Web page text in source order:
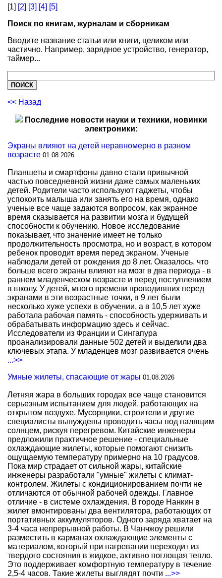
[1] [2] [3] [4] [5]
Поиск по книгам, журналам и сборникам
Вводите название статьи или книги, целиком или
частично. Например, зарядное устройство, генератор,
таймер...
<< Назад
Последние новости науки и техники, новинки
электроники:
Экраны влияют на детей неравномерно в разном
возрасте 01.08.2026
Планшеты и смартфоны давно стали привычной
частью повседневной жизни даже самых маленьких
детей. Родители часто используют гаджеты, чтобы
успокоить малыша или занять его на время, однако
ученые все чаще задаются вопросом, как экранное
время сказывается на развитии мозга и будущей
способности к обучению. Новое исследование
показывает, что значение имеет не только
продолжительность просмотра, но и возраст, в котором
ребенок проводит время перед экраном. Ученые
наблюдали детей от рождения до 8 лет. Оказалось, что
больше всего экраны влияют на мозг в два периода - в
раннем младенческом возрасте и перед поступлением
в школу. У детей, много времени проводивших перед
экранами в эти возрастные точки, в 9 лет были
несколько хуже успехи в обучении, а в 10,5 лет хуже
работала рабочая память - способность удерживать и
обрабатывать информацию здесь и сейчас.
Исследователи из Франции и Сингапура
проанализировали данные 502 детей и выделили два
ключевых этапа. У младенцев мозг развивается очень
...>>
Умные жилеты, спасающие от жары 01.08.2026
Летняя жара в больших городах все чаще становится
серьезным испытанием для людей, работающих на
открытом воздухе. Мусорщики, строители и другие
специалисты вынуждены проводить часы под палящим
солнцем, рискуя перегревом. Китайские инженеры
предложили практичное решение - специальные
охлаждающие жилеты, которые помогают снизить
ощущаемую температуру примерно на 10 градусов.
Пока мир страдает от сильной жары, китайские
инженеры разработали "умные" жилеты с климат-
контролем. Жилеты с кондиционированием почти не
отличаются от обычной рабочей одежды. Главное
отличие - в системе охлаждения. В городе Нанкин в
жилет вмонтированы два вентилятора, работающих от
портативных аккумуляторов. Одного заряда хватает на
3-4 часа непрерывной работы. В Чанчжоу решили
разместить в карманах охлаждающие элементы с
материалом, который при нагревании переходит из
твердого состояния в жидкое, активно поглощая тепло.
Это поддерживает комфортную температуру в течение
2,5-4 часов. Такие жилеты выглядят почти ...>>